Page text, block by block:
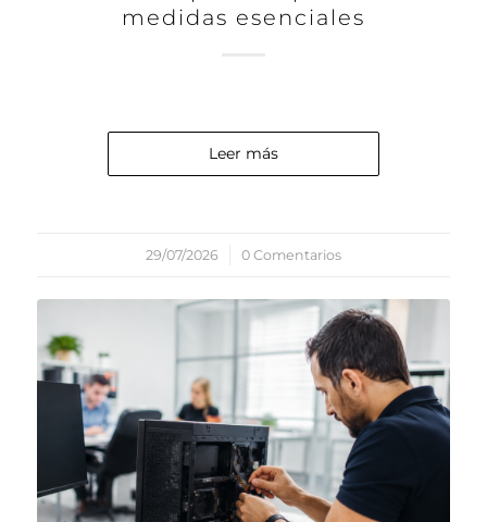
medidas esenciales
Leer más
29/07/2026
/ 0 Comentarios